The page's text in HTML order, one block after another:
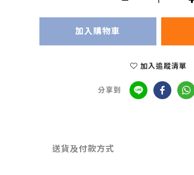
加入購物車
加入追蹤清單
分享到
送貨及付款方式